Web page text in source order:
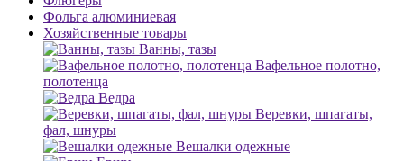
Фольга алюминиевая
Хозяйственные товары
Ванны, тазы
Вафельное полотно,
полотенца
Ведра
Веревки, шпагаты,
фал, шнуры
Вешалки одежные